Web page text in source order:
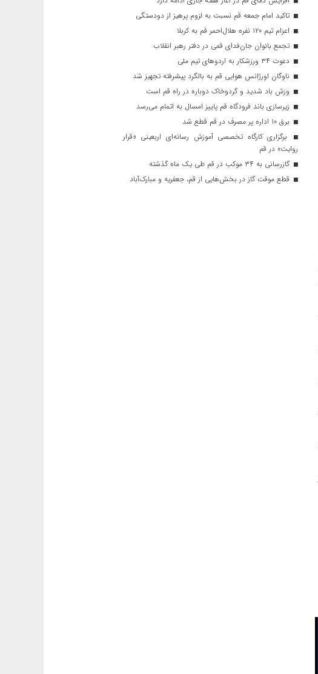
تاکید امام جمعه قم نسبت به لزوم پرهیز از دودستگی
اعزام تیم ۱۲۰ نفره هلال‌احمر قم به کربلا
تجمع بانوان جان‌فدای قمی در دفتر رهبر انقلاب
دعوت ۳۴ ورزشکار به اردوهای تیم ملی
ناوگان اورژانس هوایی قم به بالگرد پیشرفته تجهیز شد
وزش باد شدید و گردوخاک دوباره در راه قم است
زیرسازی باند فرودگاه قم پاییز امسال به اتمام می‌رسد
برق ۱۰ اداره پر مصرف در قم قطع شد
برگزاری کارگاه تخصصی آموزش رسانه‌ای اربعینی «قرار
روایت» در قم
گازرسانی به ۳۴ موکب در قم طی یک ماه گذشته
قطع موقت گاز در بخش‌هایی از قم، جعفریه و مبارک‌آباد